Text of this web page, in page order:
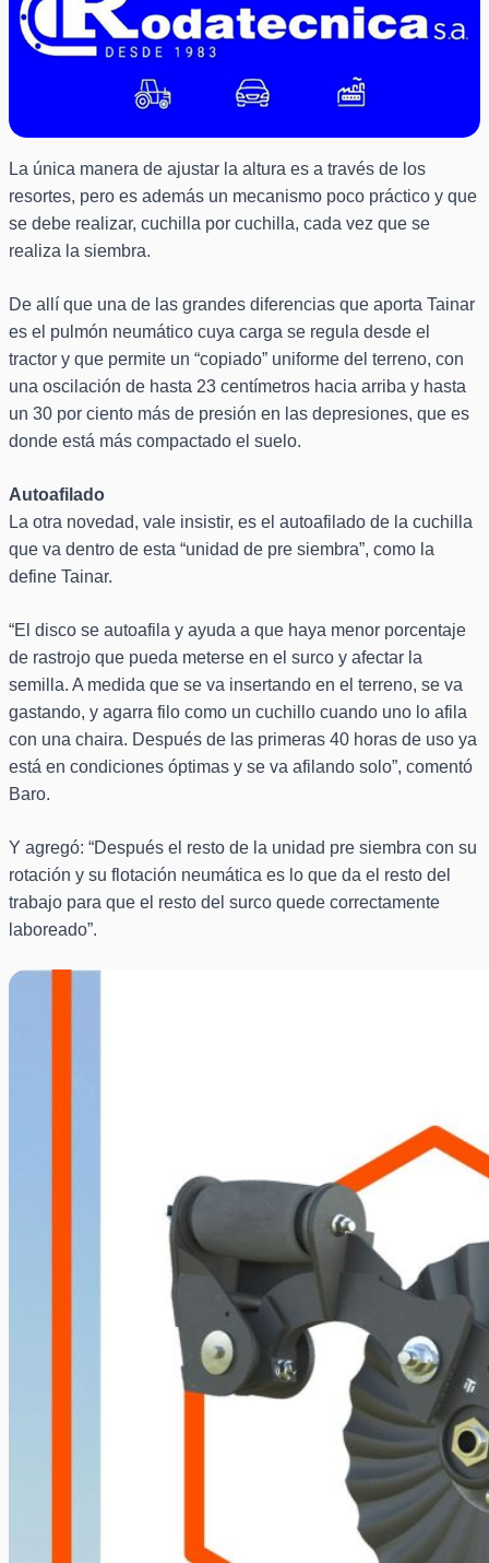
La única manera de ajustar la altura es a través de los
resortes, pero es además un mecanismo poco práctico y que
se debe realizar, cuchilla por cuchilla, cada vez que se
realiza la siembra.
De allí que una de las grandes diferencias que aporta Tainar
es el pulmón neumático cuya carga se regula desde el
tractor y que permite un “copiado” uniforme del terreno, con
una oscilación de hasta 23 centímetros hacia arriba y hasta
un 30 por ciento más de presión en las depresiones, que es
donde está más compactado el suelo.
Autoafilado
La otra novedad, vale insistir, es el autoafilado de la cuchilla
que va dentro de esta “unidad de pre siembra”, como la
define Tainar.
“El disco se autoafila y ayuda a que haya menor porcentaje
de rastrojo que pueda meterse en el surco y afectar la
semilla. A medida que se va insertando en el terreno, se va
gastando, y agarra filo como un cuchillo cuando uno lo afila
con una chaira. Después de las primeras 40 horas de uso ya
está en condiciones óptimas y se va afilando solo”, comentó
Baro.
Y agregó: “Después el resto de la unidad pre siembra con su
rotación y su flotación neumática es lo que da el resto del
trabajo para que el resto del surco quede correctamente
laboreado”.